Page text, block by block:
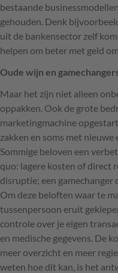
bestaande
gehouden. Denk
uit de bankensector zelf
helpen om beter met geld
Oude wijn en
Maar het zijn niet alleen
oppakken. Ook de grote
marketingmachine
zakken en soms met
Sommige beloven een
quo: lagere kosten of direct
disruptie; een gamechanger
Om deze beloften waar te
tussenpersoon eruit
controle over je eigen
en medische gegevens. De
meer overzicht en meer
weten hoe dit kan, is het